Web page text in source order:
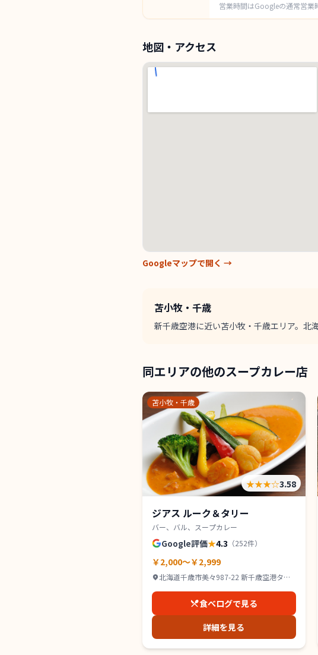
営業時間はGoogleの通常営業
地図・アクセス
Googleマップで開く →
苫小牧・千歳
新千歳空港に近い苫小牧・千歳エリア。北
同エリアの他のスープカレー店
苫小牧・千歳
★★★☆3.58
ジアス ルーク＆タリー
バー、バル、スープカレー
Google評価★4.3 （252件）
￥2,000～￥2,999
北海道千歳市美々987-22 新千歳空港ター
食べログで見る
詳細を見る